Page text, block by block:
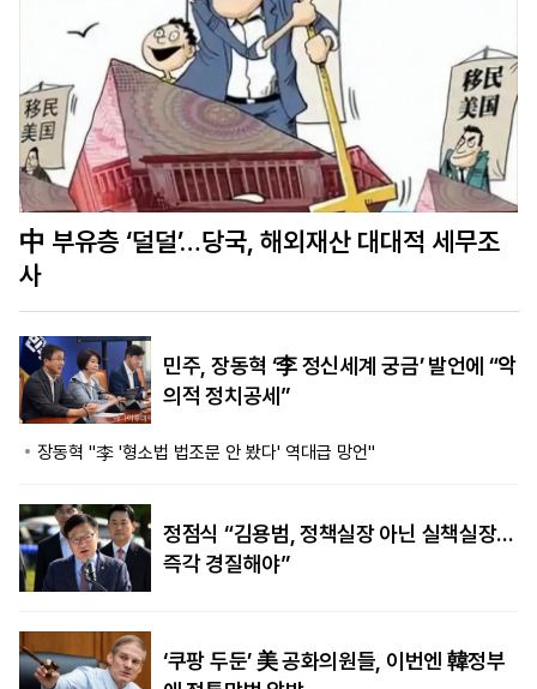
시진핑 방미 앞두고…中, 美기업 제재·드론 수출
제한 발표
민주, 장동혁 ‘李 정신세계 궁금’ 발언에 “악
의적 정치공세”
장동혁 "李 '형소법 법조문 안 봤다' 역대급 망언"
정점식 “김용범, 정책실장 아닌 실책실장…
즉각 경질해야”
‘쿠팡 두둔’ 美 공화의원들, 이번엔 韓정부